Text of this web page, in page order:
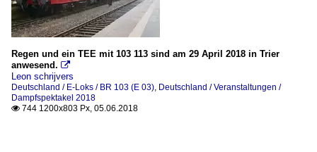
Regen und ein TEE mit 103 113 sind am 29 April 2018 in Trier
anwesend. 
Leon schrijvers
Deutschland / E-Loks / BR 103 (E 03), Deutschland / Veranstaltungen /
Dampfspektakel 2018
 744 1200x803 Px, 05.06.2018